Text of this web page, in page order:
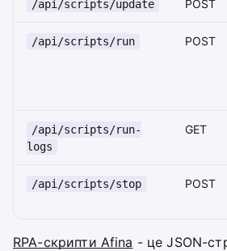
/api/scripts/update POST
/api/scripts/run POST
/api/scripts/run-
logs
GET
/api/scripts/stop POST
RPA-скрипти Afina - це JSON-